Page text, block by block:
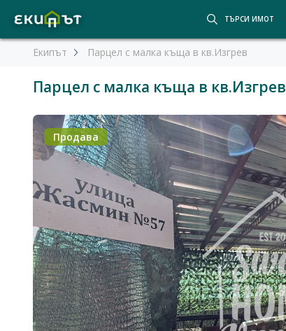
ТЪРСИ ИМОТ
Екипът Парцел с малка къща в кв.Изгрев
Парцел с малка къща в кв.Изгрев
Продава